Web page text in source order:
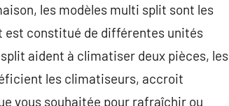
les modèles multi split sont les
est constitué de différentes unités
aident à climatiser deux pièces, les
les climatiseurs, accroit
vous souhaitée pour rafraîchir ou